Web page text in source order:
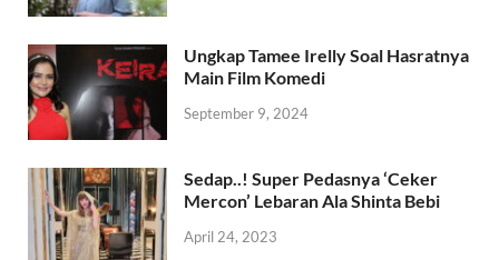
Ungkap Tamee Irelly Soal Hasratnya
Main Film Komedi
September 9, 2024
Sedap..! Super Pedasnya ‘Ceker
Mercon’ Lebaran Ala Shinta Bebi
April 24, 2023